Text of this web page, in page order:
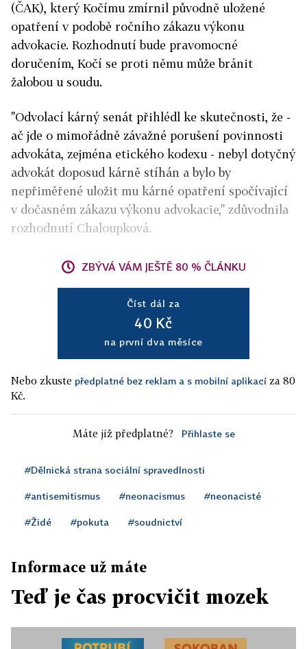
(ČAK), který Kočímu zmírnil původně uložené
opatření v podobě ročního zákazu výkonu
advokacie. Rozhodnutí bude pravomocné
doručením, Kočí se proti němu může bránit
žalobou u soudu.
"Odvolací kárný senát přihlédl ke skutečnosti, že -
ač jde o mimořádně závažné porušení povinnosti
advokáta, zejména etického kodexu - nebyl dotyčný
advokát doposud kárně stíhán a bylo by
nepřiměřené uložit mu kárné opatření spočívající
v dočasném zákazu výkonu advokacie," zdůvodnila
rozhodnutí Chaloupková.
ZBÝVÁ VÁM JEŠTĚ 80 % ČLÁNKU
Číst dál za
40 Kč
na první dva měsíce
Nebo zkuste předplatné bez reklam a s mobilní aplikací za 80
Kč.
Máte již předplatné? Přihlaste se
#Dělnická strana sociální spravedlnosti
#antisemitismus #neonacismus #neonacisté
#Židé #pokuta #soudnictví
Informace už máte
Teď je čas procvičit mozek